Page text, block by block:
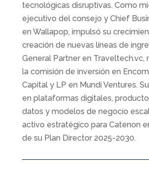
tecnológicas disruptivas. Como
ejecutivo del consejo y Chief
en Wallapop, impulsó su
creación de nuevas líneas de
General Partner en Traveltech.vc,
la comisión de inversión en
Capital y LP en Mundi Ventures.
en plataformas digitales,
datos y modelos de negocio
activo estratégico para Catenon
de su Plan Director 2025-2030.